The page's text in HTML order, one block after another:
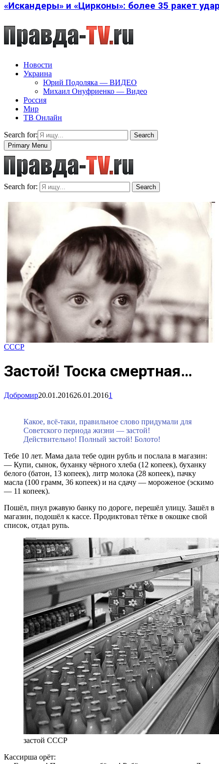
«Искандеры» и «Цирконы»: более 35 ракет
Новости
Украина
Юрий Подоляка — ВИДЕО
Михаил Онуфриенко — Видео
Россия
Мир
ТВ Онлайн
Search for:
Search
Primary Menu
Search for: Search
СССР
Застой! Тоска смертная…
Добромир20.01.201626.01.20161
Какое, всё-таки, правильное слово придумали для
Советского периода жизни — застой!
Действительно! Полный застой! Болото!
Тебе 10 лет. Мама дала тебе один рубль и послала в магазин:
— Купи, сынок, буханку чёрного хлеба (12 копеек), буханку
белого (батон, 13 копеек), литр молока (28 копеек), пачку
масла (100 грамм, 36 копеек) и на сдачу — мороженое (эскимо
— 11 копеек).
Пошёл, пнул ржавую банку по дороге, перешёл улицу. Зашёл в
магазин, подошёл к кассе. Продиктовал тётке в окошке свой
список, отдал рупь.
застой СССР
Кассирша орёт: